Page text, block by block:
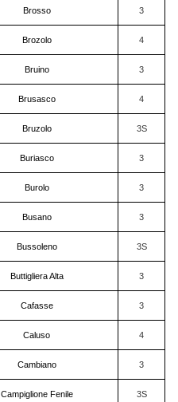
Brosso 3
Brozolo 4
Bruino 3
Brusasco 4
Bruzolo 3S
Buriasco 3
Burolo 3
Busano 3
Bussoleno 3S
Buttigliera Alta 3
Cafasse 3
Caluso 4
Cambiano 3
Campiglione Fenile 3S